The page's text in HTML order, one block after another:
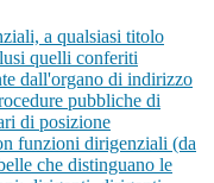
a qualsiasi titolo
quelli conferiti
dall'organo di indirizzo
pubbliche di
di posizione
funzioni dirigenziali (da
che distinguano le